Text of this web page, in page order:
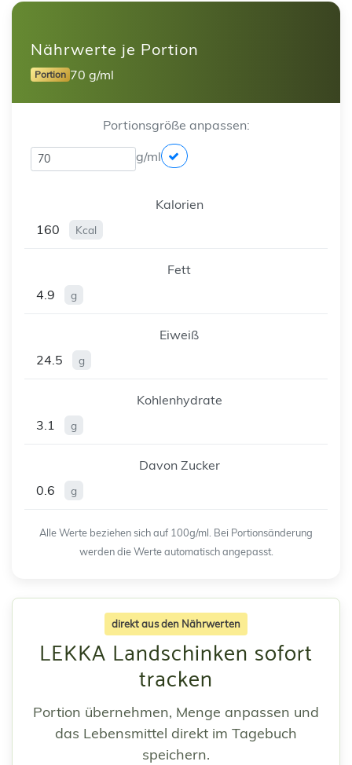
Nährwerte je Portion
Portion 70 g/ml
Portionsgröße anpassen:
g/ml
Kalorien
160
Kcal
Fett
4.9
g
Eiweiß
24.5
g
Kohlenhydrate
3.1
g
Davon Zucker
0.6
g
Alle Werte beziehen sich auf 100g/ml. Bei Portionsänderung
werden die Werte automatisch angepasst.
direkt aus den Nährwerten
LEKKA Landschinken sofort
tracken
Portion übernehmen, Menge anpassen und
das Lebensmittel direkt im Tagebuch
speichern.